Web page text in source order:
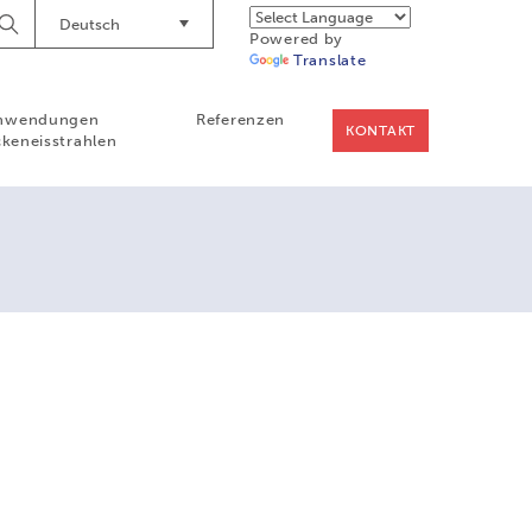
Powered by
Translate
Deutsch
Suche
starten
Referenzen
KONTAKT